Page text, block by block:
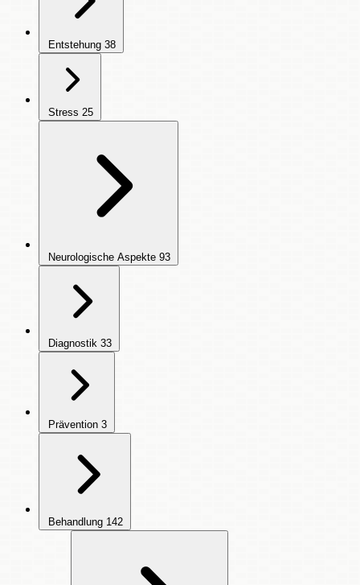
Entstehung 38
Stress 25
Neurologische Aspekte 93
Diagnostik 33
Prävention 3
Behandlung 142